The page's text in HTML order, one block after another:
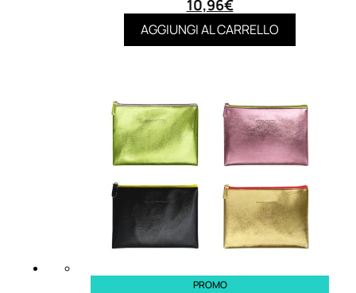
MAKE UP
Base/ Primer Occhi
Base/ Primer Viso
Palette E Cofanetti Occhi
Palette E Cofanetti Viso
Palette E Cofanetti Labbra
Fondotinta
Cipria
Illuminante Viso
10,96€
AGGIUNGI AL CARRELLO
PROMO